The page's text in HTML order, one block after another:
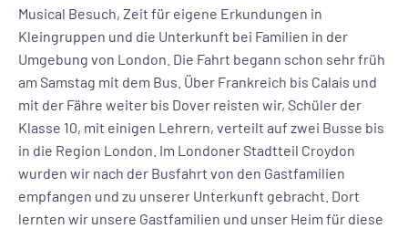
Musical Besuch, Zeit für eigene Erkundungen in
Kleingruppen und die Unterkunft bei Familien in der
Umgebung von London. Die Fahrt begann schon sehr früh
am Samstag mit dem Bus. Über Frankreich bis Calais und
mit der Fähre weiter bis Dover reisten wir, Schüler der
Klasse 10, mit einigen Lehrern, verteilt auf zwei Busse bis
in die Region London. Im Londoner Stadtteil Croydon
wurden wir nach der Busfahrt von den Gastfamilien
empfangen und zu unserer Unterkunft gebracht. Dort
lernten wir unsere Gastfamilien und unser Heim für diese